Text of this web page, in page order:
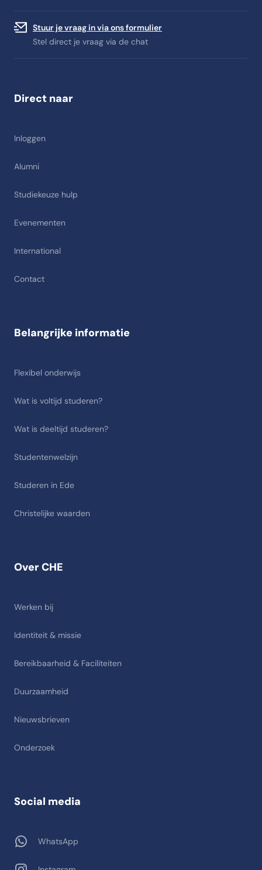
Stuur je vraag in via ons formulier
Stel direct je vraag via de chat
Direct naar
Inloggen
Alumni
Studiekeuze hulp
Evenementen
International
Contact
Over CHE
Werken bij
Identiteit & missie
Bereikbaarheid & Faciliteiten
Duurzaamheid
Nieuwsbrieven
Onderzoek
Belangrijke informatie
Flexibel onderwijs
Wat is voltijd studeren?
Wat is deeltijd studeren?
Studentenwelzijn
Studeren in Ede
Christelijke waarden
Social media
WhatsApp